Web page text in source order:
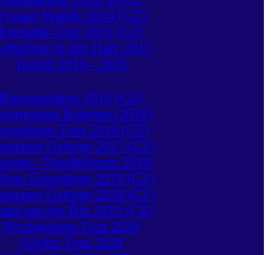
Wände 2014 (CZ)
Tour 2015 (CZ)
in den Harz 2015
Touren 2016 - 2020
Riesengebirge 2016 (CZ)
Böhmen (2016)
Tour 2016 (CZ)
Gebirge 2017 (CZ)
- Nordböhmen 2018
Erzgebirge 2019 (CZ)
Gebirge 2019 (CZ)
um den Říp 2019 (CZ)
Nordsachsen-Tour 2020
Görlitz-Tour 2020